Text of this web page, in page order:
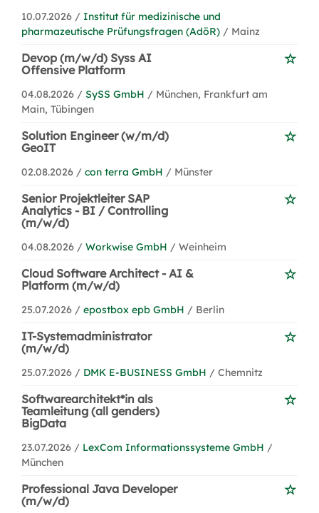
10.07.2026 / Institut für medizinische und
pharmazeutische Prüfungsfragen (AdöR) / Mainz
Devop (m/w/d) Syss AI
Offensive Platform
04.08.2026 / SySS GmbH / München, Frankfurt am
Main, Tübingen
Solution Engineer (w/m/d)
GeoIT
02.08.2026 / con terra GmbH / Münster
Senior Projektleiter SAP
Analytics - BI / Controlling
(m/w/d)
04.08.2026 / Workwise GmbH / Weinheim
Cloud Software Architect - AI &
Platform (m/w/d)
25.07.2026 / epostbox epb GmbH / Berlin
IT-Systemadministrator
(m/w/d)
25.07.2026 / DMK E-BUSINESS GmbH / Chemnitz
Softwarearchitekt*in als
Teamleitung (all genders)
BigData
23.07.2026 / LexCom Informationssysteme GmbH /
München
Professional Java Developer
(m/w/d)